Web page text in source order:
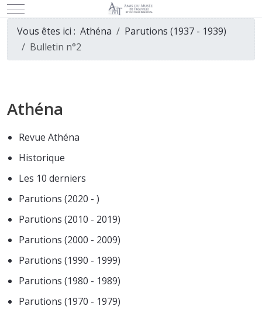
Mobile Menu Toggle
Vous êtes ici : Athéna
Parutions (1937 - 1939)
Bulletin n°2
Athéna
Revue Athéna
Historique
Les 10 derniers
Parutions (2020 - )
Parutions (2010 - 2019)
Parutions (2000 - 2009)
Parutions (1990 - 1999)
Parutions (1980 - 1989)
Parutions (1970 - 1979)